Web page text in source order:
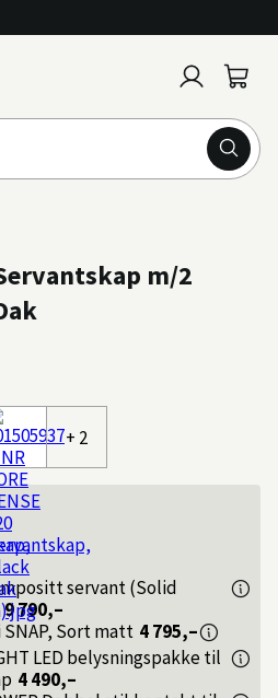
inn
m/2
+ 2
servant (Solid
9 790,–
Sort matt 4 795,–
LED belysningspakke til
4 490,–